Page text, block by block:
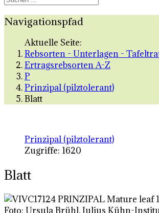
Navigationspfad
Aktuelle Seite:
Rebsorten - Unterlagen -
Ertragsrebsorten A-Z
P
Prinzipal (pilztolerant)
Blatt
Prinzipal (pilztolerant)
Zugriffe: 1620
Blatt
Foto: Ursula Brühl, Julius Kühn-